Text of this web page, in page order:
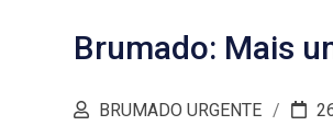
Brumado: Mais
BRUMADO URGENTE